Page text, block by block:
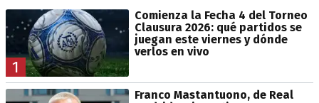
1
Comienza la Fecha 4 del Torneo
Clausura 2026: qué partidos se
juegan este viernes y dónde
verlos en vivo
Franco Mastantuono, de Real